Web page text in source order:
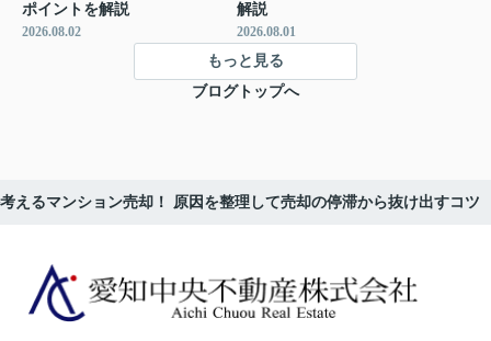
ポイントを解説
2026.08.02
解説
2026.08.01
もっと見る
ブログトップへ
えるマンション売却！ 原因を整理して売却の停滞から抜け出すコツ